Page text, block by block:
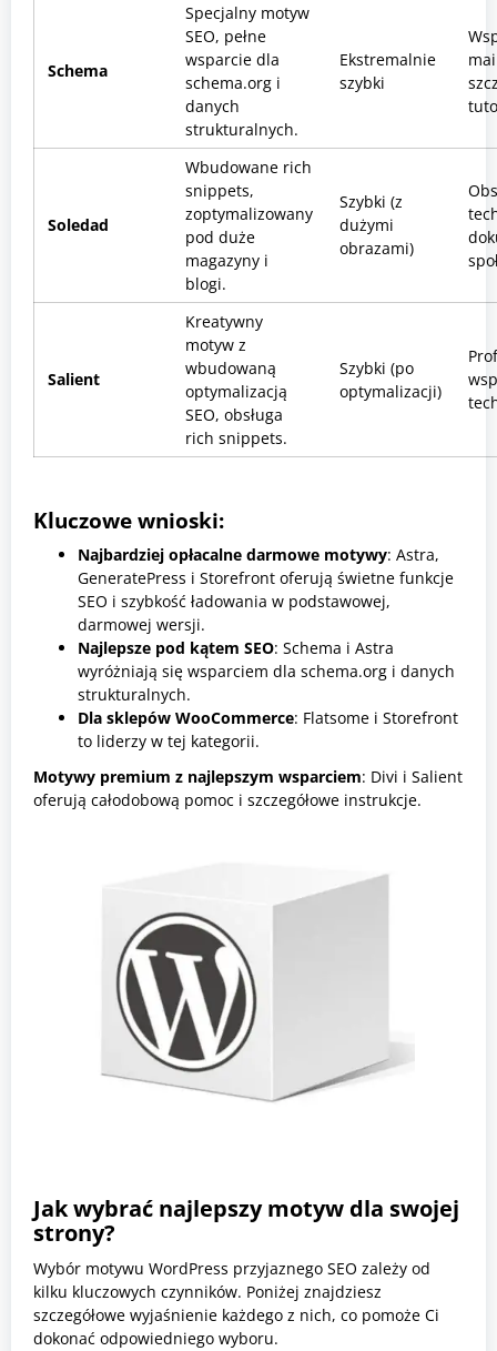
Schema
Specjalny motyw
SEO, pełne
wsparcie dla
schema.org i
danych
strukturalnych.
Ekstremalnie
szybki
Soledad
Wbudowane rich
snippets,
zoptymalizowany
pod duże
magazyny i
blogi.
Szybki (z
dużymi
obrazami)
Salient
Kreatywny
motyw z
wbudowaną
optymalizacją
SEO, obsługa
rich snippets.
Szybki (po
optymalizacji)
Kluczowe wnioski:
Najbardziej opłacalne darmowe motywy: Astra,
GeneratePress i Storefront oferują świetne funkcje
SEO i szybkość ładowania w podstawowej,
darmowej wersji.
Najlepsze pod kątem SEO: Schema i Astra
wyróżniają się wsparciem dla schema.org i danych
strukturalnych.
Dla sklepów WooCommerce: Flatsome i Storefront
to liderzy w tej kategorii.
Motywy premium z najlepszym wsparciem: Divi i Salient
oferują całodobową pomoc i szczegółowe instrukcje.
Jak wybrać najlepszy motyw dla swojej
strony?
Wybór motywu WordPress przyjaznego SEO zależy od
kilku kluczowych czynników. Poniżej znajdziesz
szczegółowe wyjaśnienie każdego z nich, co pomoże Ci
dokonać odpowiedniego wyboru.